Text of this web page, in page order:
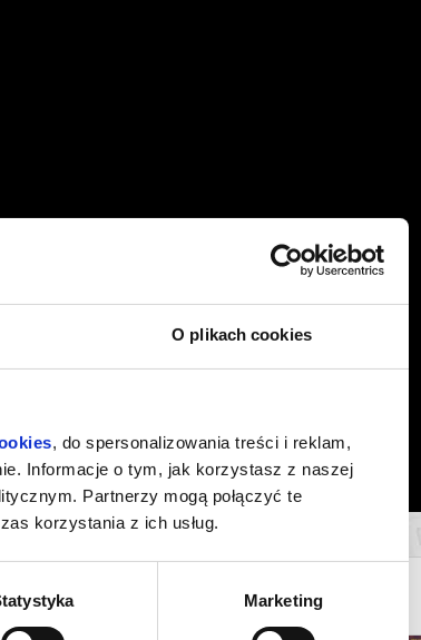
O plikach cookies
, do spersonalizowania treści i reklam,
Informacje o tym, jak korzystasz z naszej
Partnerzy mogą połączyć te
korzystania z ich usług.
Marketing